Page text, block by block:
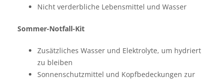
Nicht verderbliche Lebensmittel und Wasser
Sommer-Notfall-Kit
Zusätzliches Wasser und Elektrolyte, um hydriert
zu bleiben
Sonnenschutzmittel und Kopfbedeckungen zur